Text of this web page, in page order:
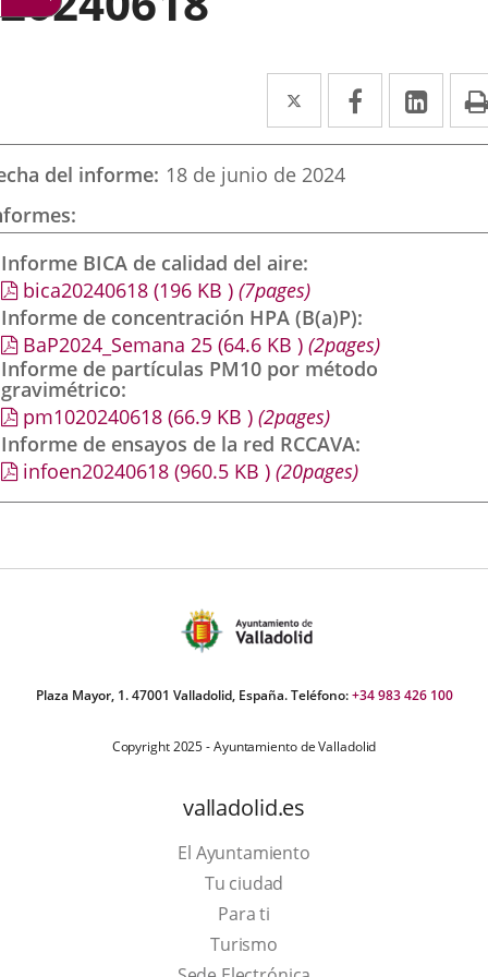
Twitter
Enlace
a
una
externa.
Facebook
Enlace
a
externa.
a
del informe 18 de junio de 2024
Informe BICA de calidad del aire
bica20240618 (196 KB ) (7pages)
Informe de concentración HPA (B(a)P)
BaP2024_Semana 25 (64.6 KB ) (2pages)
Informe de partículas PM10 por método
gravimétrico
pm1020240618 (66.9 KB ) (2pages)
Informe de ensayos de la red RCCAVA
infoen20240618 (960.5 KB ) (20pages)
Plaza Mayor, 1. 47001 Valladolid, España. Teléfono:+34 983 426 100
Copyright 2025 - Ayuntamiento de Valladolid
valladolid.es
El Ayuntamiento
Tu ciudad
Para ti
TurismoEste